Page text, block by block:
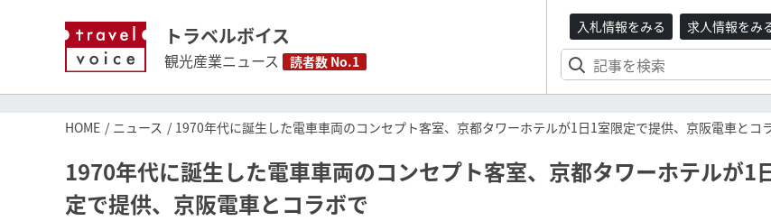
トラベルボイス
観光産業ニュース 読者数 No.1
入札情報をみる 求人情報をみ
HOME ニュース 1970年代に誕生した電車車両のコンセプト客室、京都タワーホテルが1日1室限定で提供、京阪電車とコ
1970年代に誕生した電車車両のコンセプト客室、京都タワーホテルが1
定で提供、京阪電車とコラボで